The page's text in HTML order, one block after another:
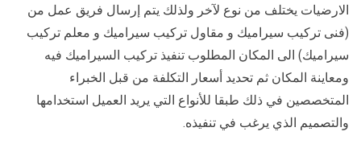
الارضيات يختلف من نوع لآخر ولذلك يتم إرسال فريق عمل من
(فنى تركيب سيراميك و مقاول تركيب سيراميك و معلم تركيب
سيراميك) الى المكان المطلوب تنفيذ تركيب السيراميك فيه
ومعاينة المكان ثم تحديد أسعار التكلفة من قبل الخبراء
المتخصصين في ذلك طبقا للأنواع التي يريد العميل استخدامها
والتصميم الذي يرغب في تنفيذه.